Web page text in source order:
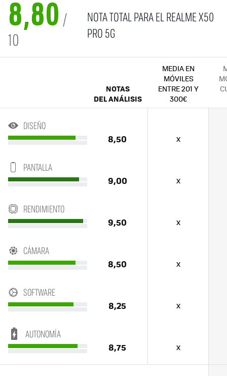
8,80 /
10
NOTA TOTAL PARA EL REALME X50
PRO 5G
NOTAS
DEL ANÁLISIS
MEDIA EN
MÓVILES
ENTRE 201 Y
300€
DISEÑO
8,50 x
PANTALLA
9,00 x
RENDIMIENTO
9,50 x
CÁMARA
8,50 x
SOFTWARE
8,25 x
AUTONOMÍA
8,75 x